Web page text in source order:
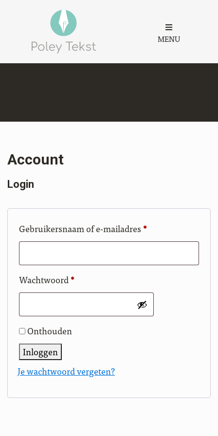
MENU
Account
Login
Gebruikersnaam of e-mailadres *Vereist
Wachtwoord*Vereist
Onthouden
Inloggen
Je wachtwoord vergeten?